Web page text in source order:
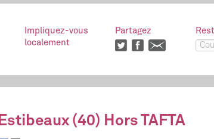
Impliquez-vous
localement
Partagez
Estibeaux (40) Hors TAFTA